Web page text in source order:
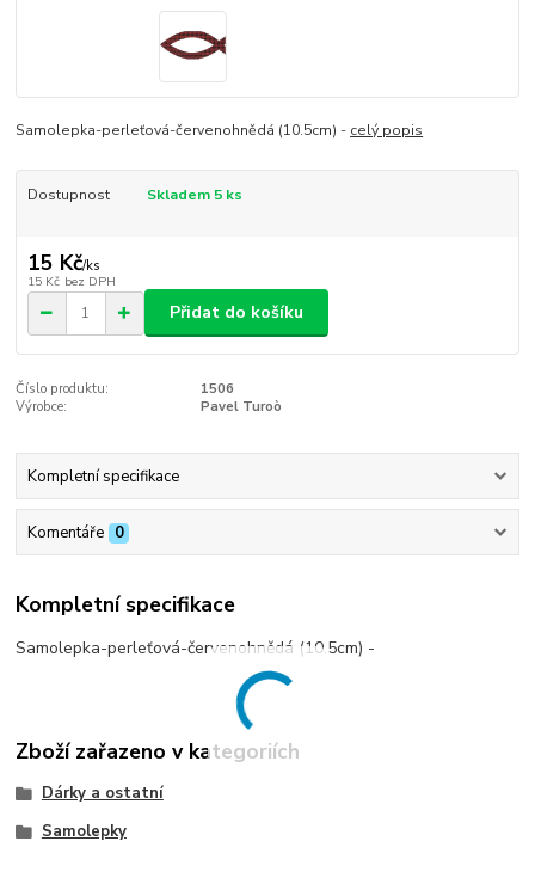
Samolepka-perleťová-červenohnědá (10.5cm) - celý popis
Dostupnost Skladem 5 ks
15 Kč/ks
15 Kč bez DPH
Přidat do košíku
Číslo produktu:
1506
Výrobce:
Pavel Turoò
Kompletní specifikace
Komentáře 0
Kompletní specifikace
Samolepka-perleťová-červenohnědá (10.5cm) -
Zboží zařazeno v kategoriích
Dárky a ostatní
Samolepky